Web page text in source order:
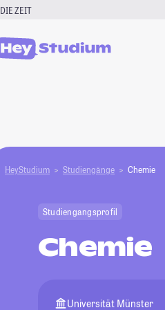
DIE ZEIT
HeyStudium Studiengänge Chemie
Studiengangsprofil
Chemie
Universität Münster